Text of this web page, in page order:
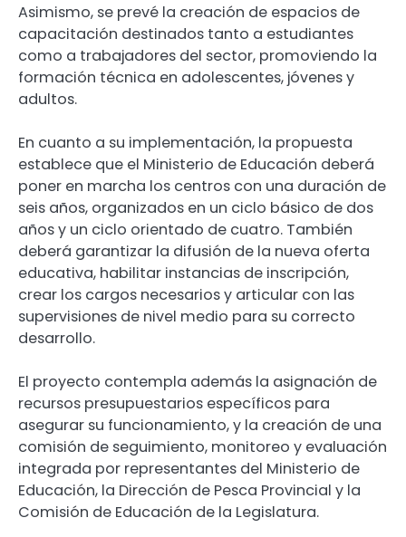
Asimismo, se prevé la creación de espacios de
capacitación destinados tanto a estudiantes
como a trabajadores del sector, promoviendo la
formación técnica en adolescentes, jóvenes y
adultos.
En cuanto a su implementación, la propuesta
establece que el Ministerio de Educación deberá
poner en marcha los centros con una duración de
seis años, organizados en un ciclo básico de dos
años y un ciclo orientado de cuatro. También
deberá garantizar la difusión de la nueva oferta
educativa, habilitar instancias de inscripción,
crear los cargos necesarios y articular con las
supervisiones de nivel medio para su correcto
desarrollo.
El proyecto contempla además la asignación de
recursos presupuestarios específicos para
asegurar su funcionamiento, y la creación de una
comisión de seguimiento, monitoreo y evaluación
integrada por representantes del Ministerio de
Educación, la Dirección de Pesca Provincial y la
Comisión de Educación de la Legislatura.